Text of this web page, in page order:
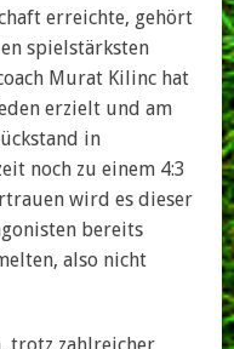
erreichte, gehört
spielstärksten
Murat Kilinc hat
erzielt und am
in
noch zu einem 4:3
wird es dieser
bereits
also nicht